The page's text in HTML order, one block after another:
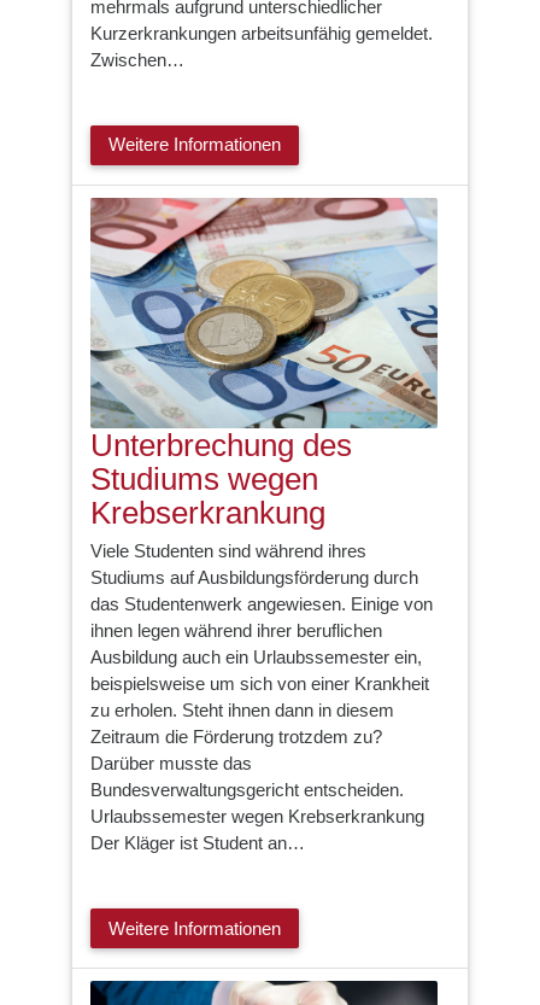
mehrmals aufgrund unterschiedlicher
Kurzerkrankungen arbeitsunfähig gemeldet.
Zwischen…
Weitere Informationen
Unterbrechung des
Studiums wegen
Krebserkrankung
Viele Studenten sind während ihres
Studiums auf Ausbildungsförderung durch
das Studentenwerk angewiesen. Einige von
ihnen legen während ihrer beruflichen
Ausbildung auch ein Urlaubssemester ein,
beispielsweise um sich von einer Krankheit
zu erholen. Steht ihnen dann in diesem
Zeitraum die Förderung trotzdem zu?
Darüber musste das
Bundesverwaltungsgericht entscheiden.
Urlaubssemester wegen Krebserkrankung
Der Kläger ist Student an…
Weitere Informationen